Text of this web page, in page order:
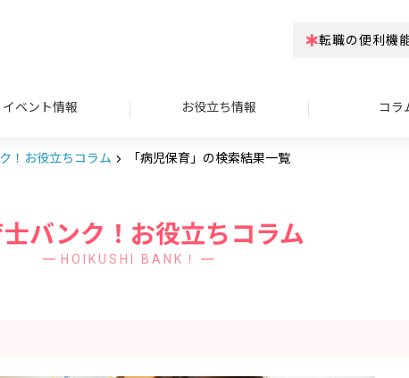
転職の便利機
イベント情報 お役立ち情報 コラ
！お役立ちコラム 「病児保育」の検索結果一覧
バンク！お役立ちコラム
HOIKUSHI BANK！